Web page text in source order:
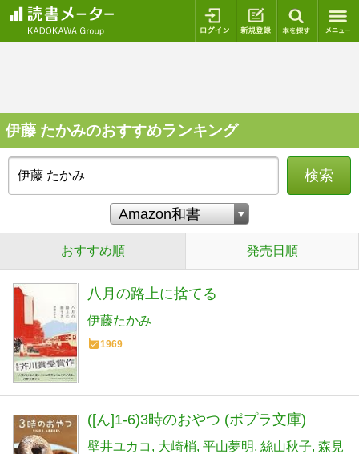
ログイン 新規登録
伊藤 たかみのおすすめランキング
検索
おすすめ順 発売日順
八月の路上に捨てる
伊藤たかみ
1969
([ん]1-6)3時のおやつ (ポプラ文庫)
壁井ユカコ 大崎梢 平山夢明 絲山秋子 森見